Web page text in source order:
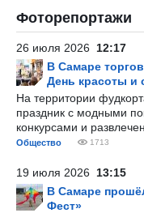
Фоторепортажи
26 июля 2026 12:17
В Самаре
День красоты и
На территории
праздник с модными
конкурсами и
Общество 1713
19 июля 2026 13:15
В Самаре
Фест»